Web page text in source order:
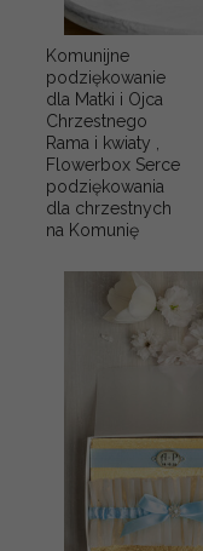
Komunijne
podziękowanie
dla Matki i Ojca
Chrzestnego
Rama i kwiaty ,
Flowerbox Serce
podziękowania
dla chrzestnych
na Komunię